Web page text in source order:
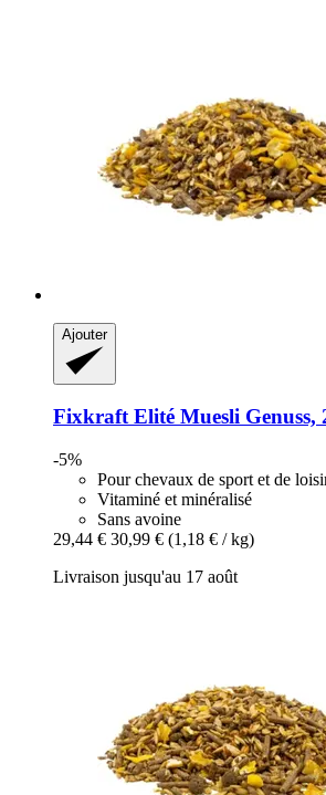
Ajouter
Fixkraft Elité Muesli Genuss,
-5%
Pour chevaux de sport et de
Vitaminé et minéralisé
Sans avoine
29,44 € 30,99 € (1,18 € / kg)
Livraison jusqu'au 17 août